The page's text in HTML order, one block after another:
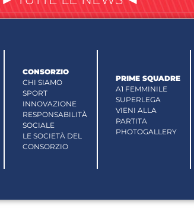
CONSORZIO
CHI SIAMO
SPORT
INNOVAZIONE
RESPONSABILITÀ
SOCIALE
LE SOCIETÀ DEL
CONSORZIO
PRIME SQUADRE
A1 FEMMINILE
SUPERLEGA
VIENI ALLA
PARTITA
PHOTOGALLERY